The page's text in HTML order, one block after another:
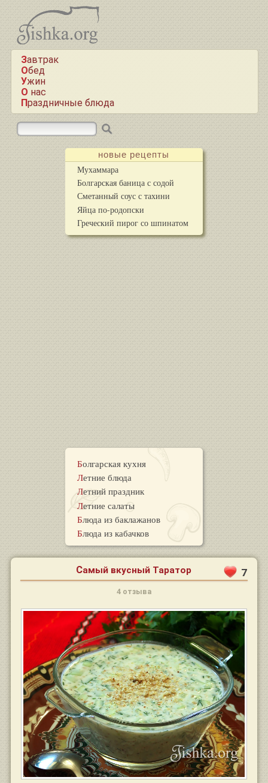
Завтрак
Обед
Ужин
О нас
Праздничные блюда
новые рецепты
Мухаммара
Болгарская баница с содой
Сметанный соус с тахини
Яйца по-родопски
Греческий пирог со шпинатом
Болгарская кухня
Летние блюда
Летний праздник
Летние салаты
Блюда из баклажанов
Блюда из кабачков
Самый вкусный Таратор 7
4 отзыва